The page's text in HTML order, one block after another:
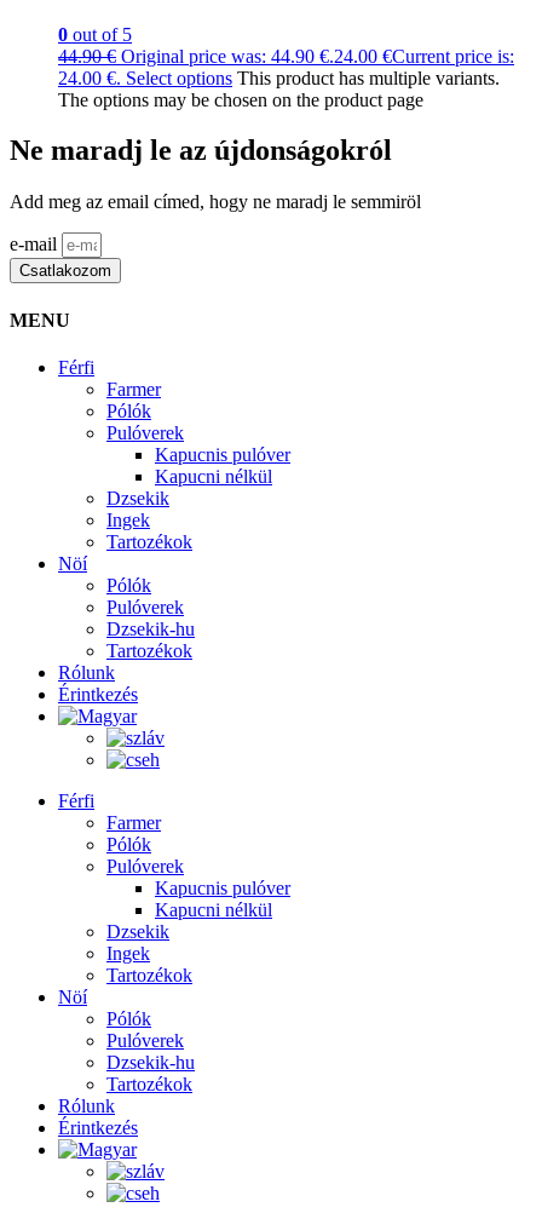
0 out of 5
44.90€ Original price was: 44.90 €.24.00 €Current price is:
24.00 €. Select options This product has multiple variants.
The options may be chosen on the product page
Ne maradj le az újdonságokról
Add meg az email címed, hogy ne maradj le semmiröl
e-mail
Csatlakozom
MENU
Férfi
Farmer
Pólók
Pulóverek
Kapucnis pulóver
Kapucni nélkül
Dzsekik
Ingek
Tartozékok
Nöí
Pólók
Pulóverek
Dzsekik-hu
Tartozékok
Rólunk
Érintkezés
Férfi
Farmer
Pólók
Pulóverek
Kapucnis pulóver
Kapucni nélkül
Dzsekik
Ingek
Tartozékok
Nöí
Pólók
Pulóverek
Dzsekik-hu
Tartozékok
Rólunk
Érintkezés